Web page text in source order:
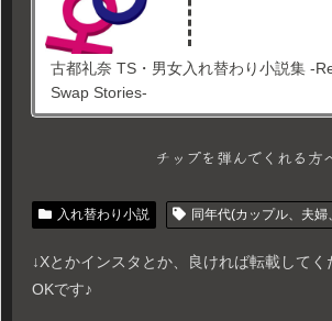
古都礼奈 TS・男女入れ替わり小説集 -
Swap Stories-
チップを弾んでくれる方
入れ替わり小説 同年代(カップル、夫
↓Xとかインスタとか、良ければ転載して
OKです♪